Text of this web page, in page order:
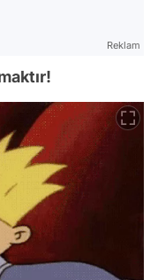
Reklam